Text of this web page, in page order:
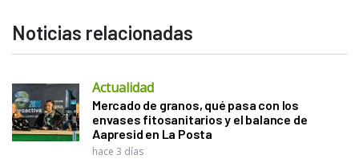
Noticias relacionadas
Actualidad
Mercado de granos, qué pasa con los
envases fitosanitarios y el balance de
Aapresid en La Posta
hace 3 días